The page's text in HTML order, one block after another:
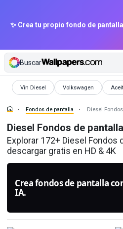
✨ Crea tu propio fondo de
Buscar
Vin Diesel
Fondos de pantallaVolkswagen
Fondos de pantalla
Fondos de pantalla Diesel
Diesel Fondos de pantalla
Explorar 172+ Diesel Fondos
descargar gratis en HD & 4K
Crea fondos de pantalla
IA.